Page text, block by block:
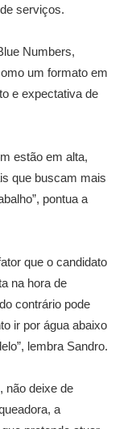
serviços.
Numbers,
um formato em
e expectativa de
estão em alta,
que buscam mais
pontua a
que o candidato
na hora de
contrário pode
ir por água abaixo
lembra Sandro.
, não deixe de
a